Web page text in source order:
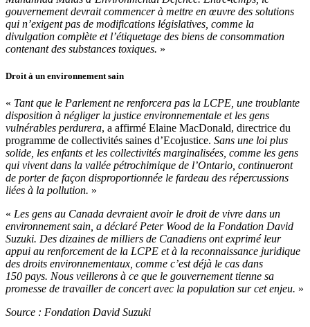
gouvernement devrait commencer à mettre en œuvre des solutions
qui n’exigent pas de modifications législatives, comme la
divulgation complète et l’étiquetage des biens de consommation
contenant des substances toxiques. »
Droit à un environnement sain
« Tant que le Parlement ne renforcera pas la LCPE, une troublante
disposition à négliger la justice environnementale et les gens
vulnérables perdurera, a affirmé Elaine MacDonald, directrice du
programme de collectivités saines d’Ecojustice. Sans une loi plus
solide, les enfants et les collectivités marginalisées, comme les gens
qui vivent dans la vallée pétrochimique de l’Ontario, continueront
de porter de façon disproportionnée le fardeau des répercussions
liées à la pollution. »
« Les gens au Canada devraient avoir le droit de vivre dans un
environnement sain, a déclaré Peter Wood de la Fondation David
Suzuki. Des dizaines de milliers de Canadiens ont exprimé leur
appui au renforcement de la LCPE et à la reconnaissance juridique
des droits environnementaux, comme c’est déjà le cas dans
150 pays. Nous veillerons à ce que le gouvernement tienne sa
promesse de travailler de concert avec la population sur cet enjeu. »
Source : Fondation David Suzuki